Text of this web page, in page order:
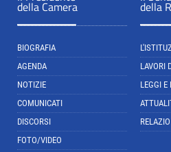
della Camera
BIOGRAFIA
AGENDA
NOTIZIE
COMUNICATI
DISCORSI
FOTO/VIDEO
della
LAVORI
LEGGI E